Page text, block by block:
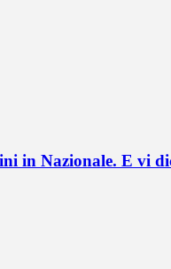
in Nazionale. E vi